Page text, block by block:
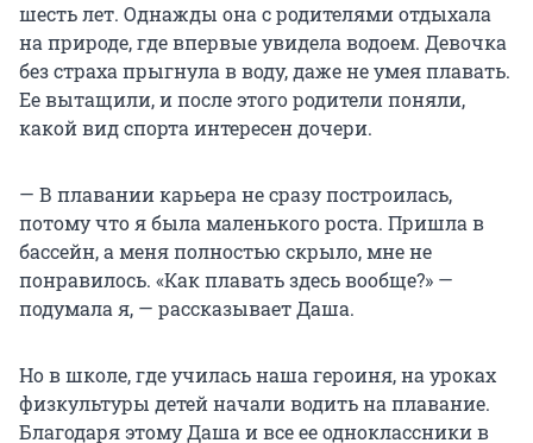
шесть лет. Однажды она с родителями отдыхала
на природе, где впервые увидела водоем. Девочка
без страха прыгнула в воду, даже не умея плавать.
Ее вытащили, и после этого родители поняли,
какой вид спорта интересен дочери.
— В плавании карьера не сразу построилась,
потому что я была маленького роста. Пришла в
бассейн, а меня полностью скрыло, мне не
понравилось. «Как плавать здесь вообще?» —
подумала я, — рассказывает Даша.
Но в школе, где училась наша героиня, на уроках
физкультуры детей начали водить на плавание.
Благодаря этому Даша и все ее одноклассники в